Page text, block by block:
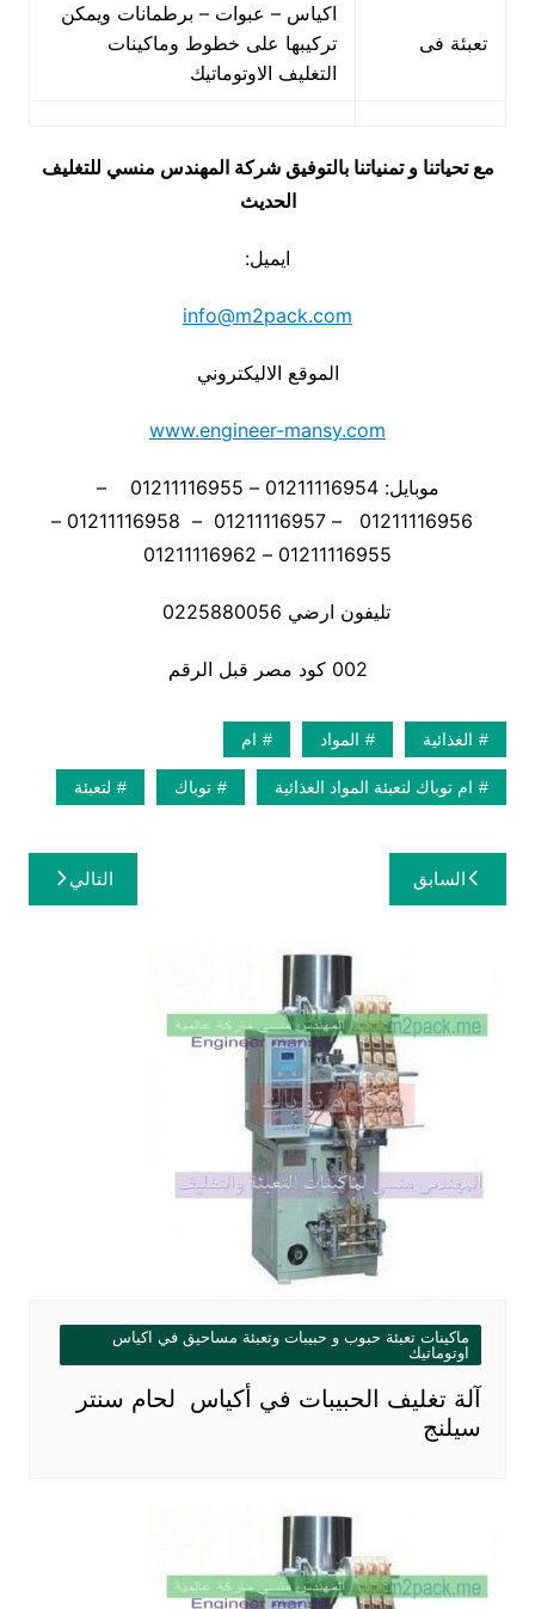
تعبئة فى
اكياس – عبوات – برطمانات ويمكن
تركيبها على خطوط وماكينات
التغليف الاوتوماتيك
مع تحياتنا و تمنياتنا بالتوفيق شركة المهندس منسي للتغليف
الحديث
ايميل:
info@m2pack.com
الموقع الاليكتروني
www.engineer-mansy.com
موبايل: 01211116954 – 01211116955 –
01211116956 – 01211116957 – 01211116958 –
01211116955 – 01211116962
تليفون ارضي 0225880056
002 كود مصر قبل الرقم
الغذائية المواد ام
ام توباك لتعبئة المواد الغذائية توباك لتعبئة
تصفّح
المقالات
السابق التالي
ماكينات تعبئة حبوب و حبيبات وتعبئة مساحيق في اكياس
اوتوماتيك
آلة تغليف الحبيبات في أكياس لحام سنتر
سيلنج